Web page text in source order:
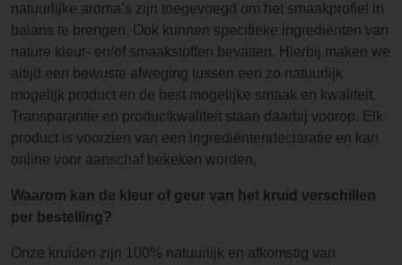
natuurlijke aroma’s zijn toegevoegd om het smaakprofiel in
balans te brengen. Ook kunnen specifieke ingrediënten van
nature kleur- en/of smaakstoffen bevatten. Hierbij maken we
altijd een bewuste afweging tussen een zo natuurlijk
mogelijk product en de best mogelijke smaak en kwaliteit.
Transparantie en productkwaliteit staan daarbij voorop. Elk
product is voorzien van een ingrediëntendeclaratie en kan
online voor aanschaf bekeken worden.
Waarom kan de kleur of geur van het kruid verschillen
per bestelling?
Onze kruiden zijn 100% natuurlijk en afkomstig van